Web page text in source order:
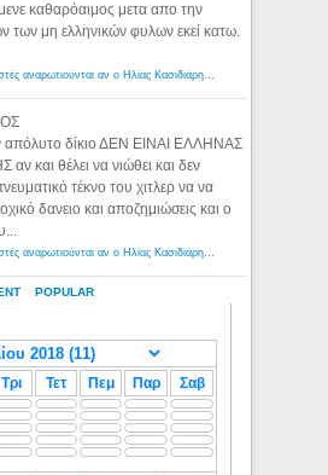
POPULAR
καθαρόαιμος μετα απο την
των μη ελληνικών φυλων εκεί κατω.
Αμερικανοί ρατσιστές αναρωτιούνται αν ο Ηλίας Κασιδιάρης ανήκει στη λευκή φυλή... - Λόγιος Ερμής
απόλυτο δίκιο ΔΕΝ ΕΙΝΑΙ ΕΛΛΗΝΑΣ
και θέλει να νιώθει και δεν
τέκνο του χιτλερ να να
δανειο και αποζημιώσεις και ο
Αμερικανοί ρατσιστές αναρωτιούνται αν ο Ηλίας Κασιδιάρης ανήκει στη λευκή φυλή... - Λόγιος Ερμής
Τρι Τετ Πεμ Παρ Σαβ